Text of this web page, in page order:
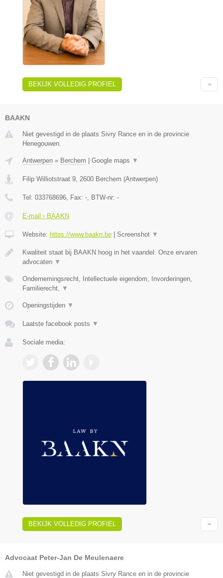
BEKIJK VOLLEDIG PROFIEL
BAAKN
Niet gevestigd in de plaats Sivry Rance en in de provincie
Henegouwen.
Antwerpen » Berchem Google maps ▼
Filip Williotstraat 9 2600 Berchem (Antwerpen)
Tel: 033768696 , Fax: - , BTW-nr: -
E-mail › BAAKN
Website: https://www.baakn.be Screenshot ▼
Kwaliteit staat bij BAAKN hoog in het vaandel. Onze ervaren
advocaten ▼
Ondernemingsrecht, Intellectuele eigendom, Invorderingen,
Familierecht,
▼
Openingstijden ▼
Laatste facebook posts ▼
Sociale media:
BEKIJK VOLLEDIG PROFIEL
Advocaat Peter-Jan De Meulenaere
Niet gevestigd in de plaats Sivry Rance en in de provincie